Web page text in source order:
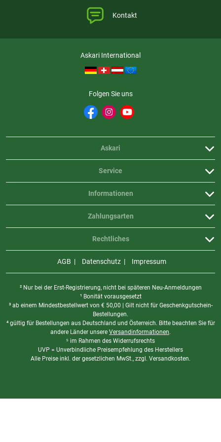
Kontakt
Askari International
Folgen Sie uns
Askari
Service
Informationen
Rechtliches
Zahlungsarten
AGB Datenschutz Impressum
² Nur bei der Erst-Registrierung, nicht bei späteren Neu-Anmeldungen
¹ Bonität vorausgesetzt
³ ab einem Mindestbestellwert von € 50,00 | Gilt nicht für Geschenkgutschein-
Bestellungen.
⁴ gültig für Bestellungen aus Deutschland und Österreich. Bitte beachten Sie für
andere Länder unsere Versandinformationen.
⁵ im Rahmen des Widerrufsrechts
UVP = Unverbindliche Preisempfehlung des Herstellers
Alle Preise inkl. der gesetzlichen MwSt., zzgl. Versandkosten.